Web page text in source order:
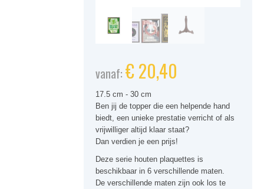
vanaf:€20,40
17.5 cm - 30 cm
Ben jij de topper die een helpende hand
biedt, een unieke prestatie verricht of als
vrijwilliger altijd klaar staat?
Dan verdien je een prijs!
Deze serie houten plaquettes is
beschikbaar in 6 verschillende maten.
De verschillende maten zijn ook los te